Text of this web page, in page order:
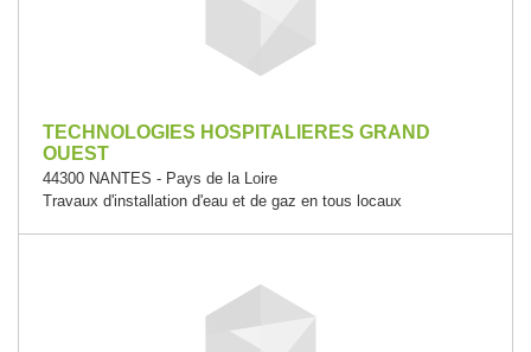
TECHNOLOGIES HOSPITALIERES GRAND
OUEST
44300 NANTES - Pays de la Loire
Travaux d'installation d'eau et de gaz en tous locaux